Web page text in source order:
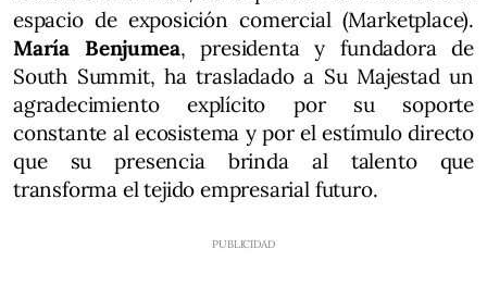
espacio de exposición comercial (Marketplace).
María Benjumea, presidenta y fundadora de
South Summit, ha trasladado a Su Majestad un
agradecimiento explícito por su soporte
constante al ecosistema y por el estímulo directo
que su presencia brinda al talento que
transforma el tejido empresarial futuro.